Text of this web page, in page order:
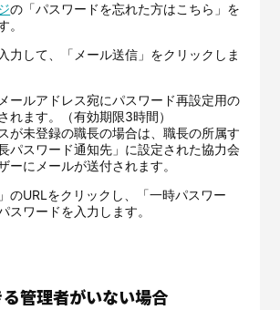
の「パスワードを忘れた方はこちら」を
。
力して、「メール送信」をクリックしま
ールアドレス宛にパスワード再設定用の
れます。（有効期限3時間）
が未登録の職長の場合は、職長の所属す
パスワード通知先」に設定された協力会
ーにメールが送付されます。
のURLをクリックし、「一時パスワー
スワードを入力します。
管理者がいない場合